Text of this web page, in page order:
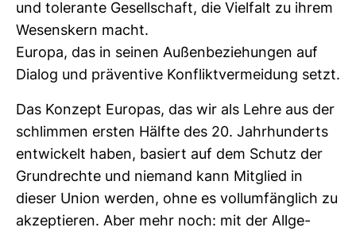
und tole­rante Gesell­schaft, die Viel­falt zu ihrem
Wesens­kern macht.
Europa, das in seinen Außen­be­zie­hungen auf
Dialog und prä­ven­tive Kon­flikt­ver­mei­dung setzt.
Das Kon­zept Europas, das wir als Lehre aus der
schlimmen ersten Hälfte des 20. Jahr­hun­derts
ent­wi­ckelt haben, basiert auf dem Schutz der
Grund­rechte und nie­mand kann Mit­glied in
dieser Union werden, ohne es voll­um­fäng­lich zu
akzep­tieren. Aber mehr noch: mit der All­ge­